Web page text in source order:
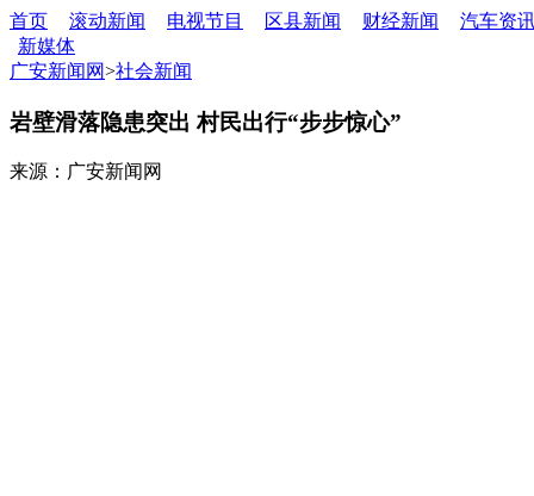
首页 滚动新闻 电视节目 区县新闻 财经新闻
汽车资
新媒体
广安新闻网>社会新闻
岩壁滑落隐患突出 村民出行“步步惊心”
来源：广安新闻网